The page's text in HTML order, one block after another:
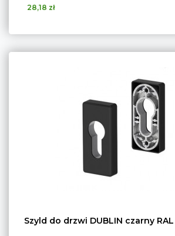
28,18 zł
Szyld do drzwi DUBLIN czarny